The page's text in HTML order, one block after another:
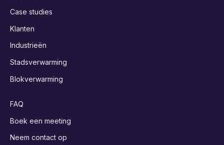
Case studies
Klanten
Industrieën
Stadsverwarming
Blokverwarming
FAQ
Boek een meeting
Neem contact op